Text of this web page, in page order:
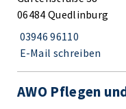
06484 Quedlinburg
03946 96110
E-Mail schreiben
AWO Pflegen